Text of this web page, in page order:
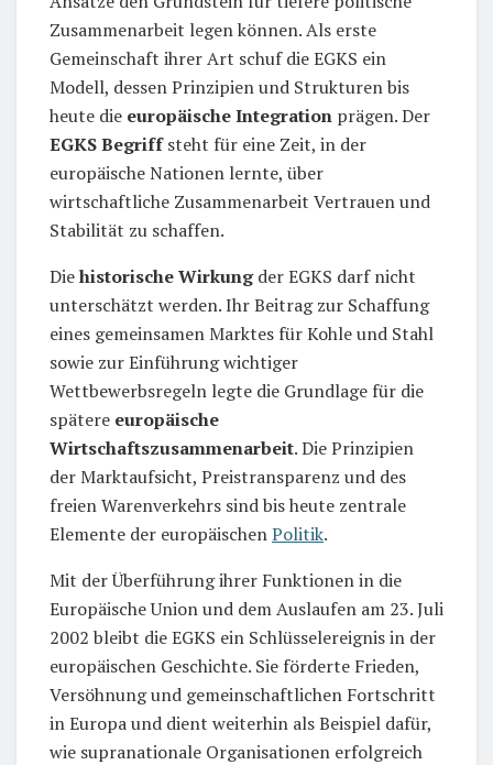
Zusammenarbeit legen können. Als erste
Gemeinschaft ihrer Art schuf die EGKS ein
Modell, dessen Prinzipien und Strukturen bis
heute die europäische Integration prägen. Der
EGKS Begriffsteht für eine Zeit, in der
europäische Nationen lernte, über
wirtschaftliche Zusammenarbeit Vertrauen und
Stabilität zu schaffen.
Diehistorische Wirkungder EGKS darf nicht
unterschätzt werden. Ihr Beitrag zur Schaffung
eines gemeinsamen Marktes für Kohle und Stahl
sowie zur Einführung wichtiger
Wettbewerbsregeln legte die Grundlage für die
spätere europäische
Wirtschaftszusammenarbeit. Die Prinzipien
der Marktaufsicht, Preistransparenz und des
freien Warenverkehrs sind bis heute zentrale
Elemente der europäischenPolitik.
Mit der Überführung ihrer Funktionen in die
Europäische Union und dem Auslaufen am 23. Juli
2002 bleibt die EGKS ein Schlüsselereignis in der
europäischen Geschichte. Sie förderte Frieden,
Versöhnung und gemeinschaftlichen Fortschritt
in Europa und dient weiterhin als Beispiel dafür,
wie supranationale Organisationen erfolgreich